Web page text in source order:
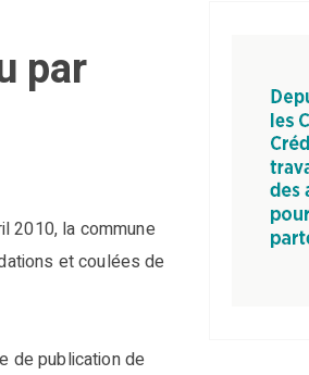
par
2010, la commune
et coulées de
de publication de